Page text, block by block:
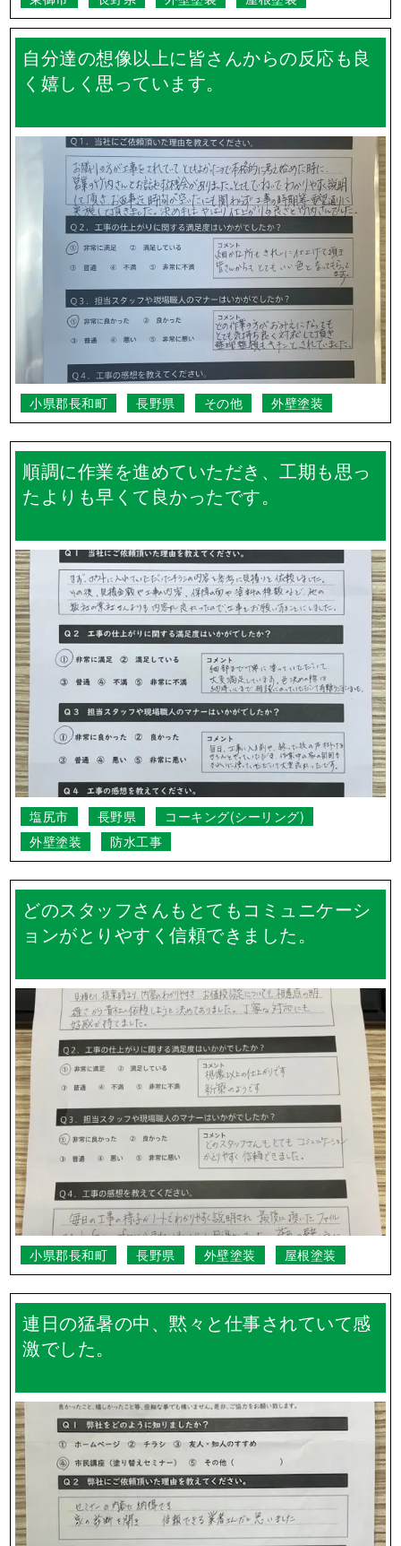
自分達の想像以上に皆さんからの反応も良
く嬉しく思っています。
小県郡長和町 長野県 その他 外壁塗装
順調に作業を進めていただき、工期も思っ
たよりも早くて良かったです。
塩尻市 長野県
コーキング(シーリング)
外壁塗装
防水工事
どのスタッフさんもとてもコミュニケーシ
ョンがとりやすく信頼できました。
小県郡長和町 長野県 外壁塗装 屋根塗装
連日の猛暑の中、黙々と仕事されていて感
激でした。